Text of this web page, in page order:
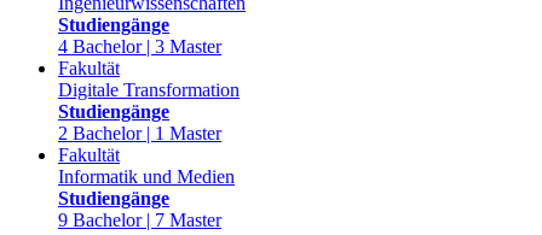
Studiengänge
4 Bachelor | 3 Master
Fakultät
Digitale Transformation
Studiengänge
2 Bachelor | 1 Master
Fakultät
Informatik und Medien
Studiengänge
9 Bachelor | 7 Master